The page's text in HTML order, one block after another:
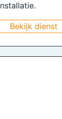
Bekijk dienst